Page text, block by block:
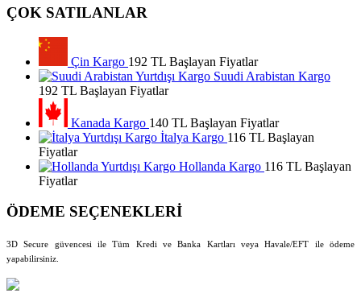
ÇOK SATILANLAR
Çin Kargo 192 TL Başlayan Fiyatlar
Suudi Arabistan Kargo
192 TL Başlayan Fiyatlar
Kanada Kargo 140 TL Başlayan Fiyatlar
İtalya Kargo 116 TL Başlayan
Fiyatlar
Hollanda Kargo 116 TL Başlayan
Fiyatlar
ÖDEME SEÇENEKLERİ
3D Secure güvencesi ile Tüm Kredi ve Banka Kartları veya Havale/EFT ile ödeme
yapabilirsiniz.